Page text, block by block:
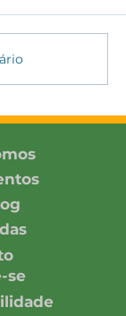
Julho
se